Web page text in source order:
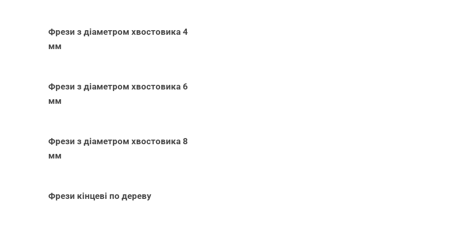
Фрези з діаметром хвостовика 4
мм
Фрези з діаметром хвостовика 6
мм
Фрези з діаметром хвостовика 8
мм
Фрези кінцеві по дереву